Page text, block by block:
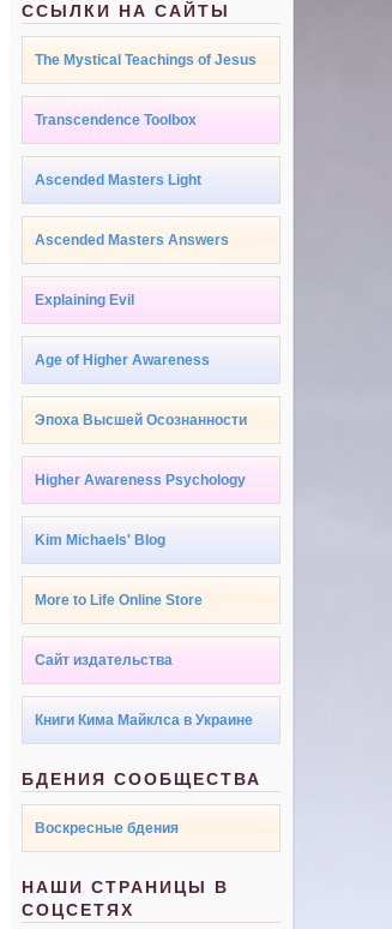
ССЫЛКИ НА САЙТЫ
The Mystical Teachings of Jesus
Transcendence Toolbox
Ascended Masters Light
Ascended Masters Answers
Explaining Evil
Age of Higher Awareness
Эпоха Высшей Осознанности
Higher Awareness Psychology
Kim Michaels' Blog
More to Life Online Store
Сайт издательства
Книги Кима Майклса в Украине
БДЕНИЯ СООБЩЕСТВА
Воскресные бдения
НАШИ СТРАНИЦЫ В
СОЦСЕТЯХ